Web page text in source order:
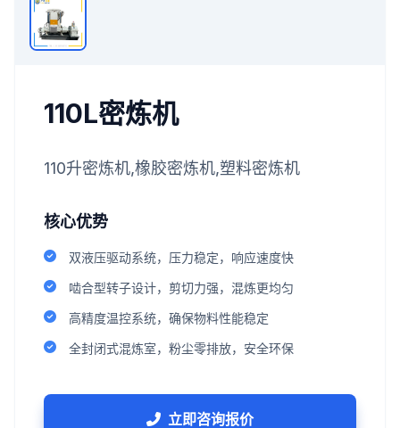
110L密炼机
110升密炼机,橡胶密炼机,塑料密炼机
核心优势
双液压驱动系统，压力稳定，响应速度快
啮合型转子设计，剪切力强，混炼更均匀
高精度温控系统，确保物料性能稳定
全封闭式混炼室，粉尘零排放，安全环保
立即咨询报价